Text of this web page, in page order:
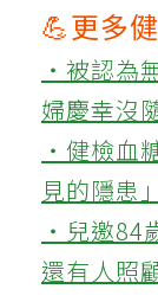
💪更多
‧被認為
婦慶幸沒
‧健檢血
見的隱患
‧兒邀84
還有人照